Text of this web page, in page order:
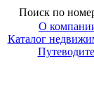
Поиск по
О
Каталог